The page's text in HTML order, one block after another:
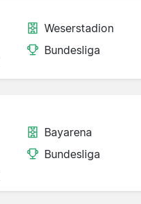
Weserstadion
Bundesliga
Bayarena
Bundesliga